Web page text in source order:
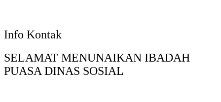
Info Kontak
SELAMAT MENUNAIKAN IBADAH
PUASA DINAS SOSIAL